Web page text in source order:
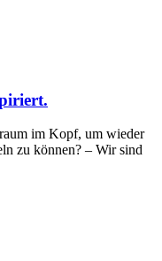
im Kopf, um wieder
zu können? – Wir sind